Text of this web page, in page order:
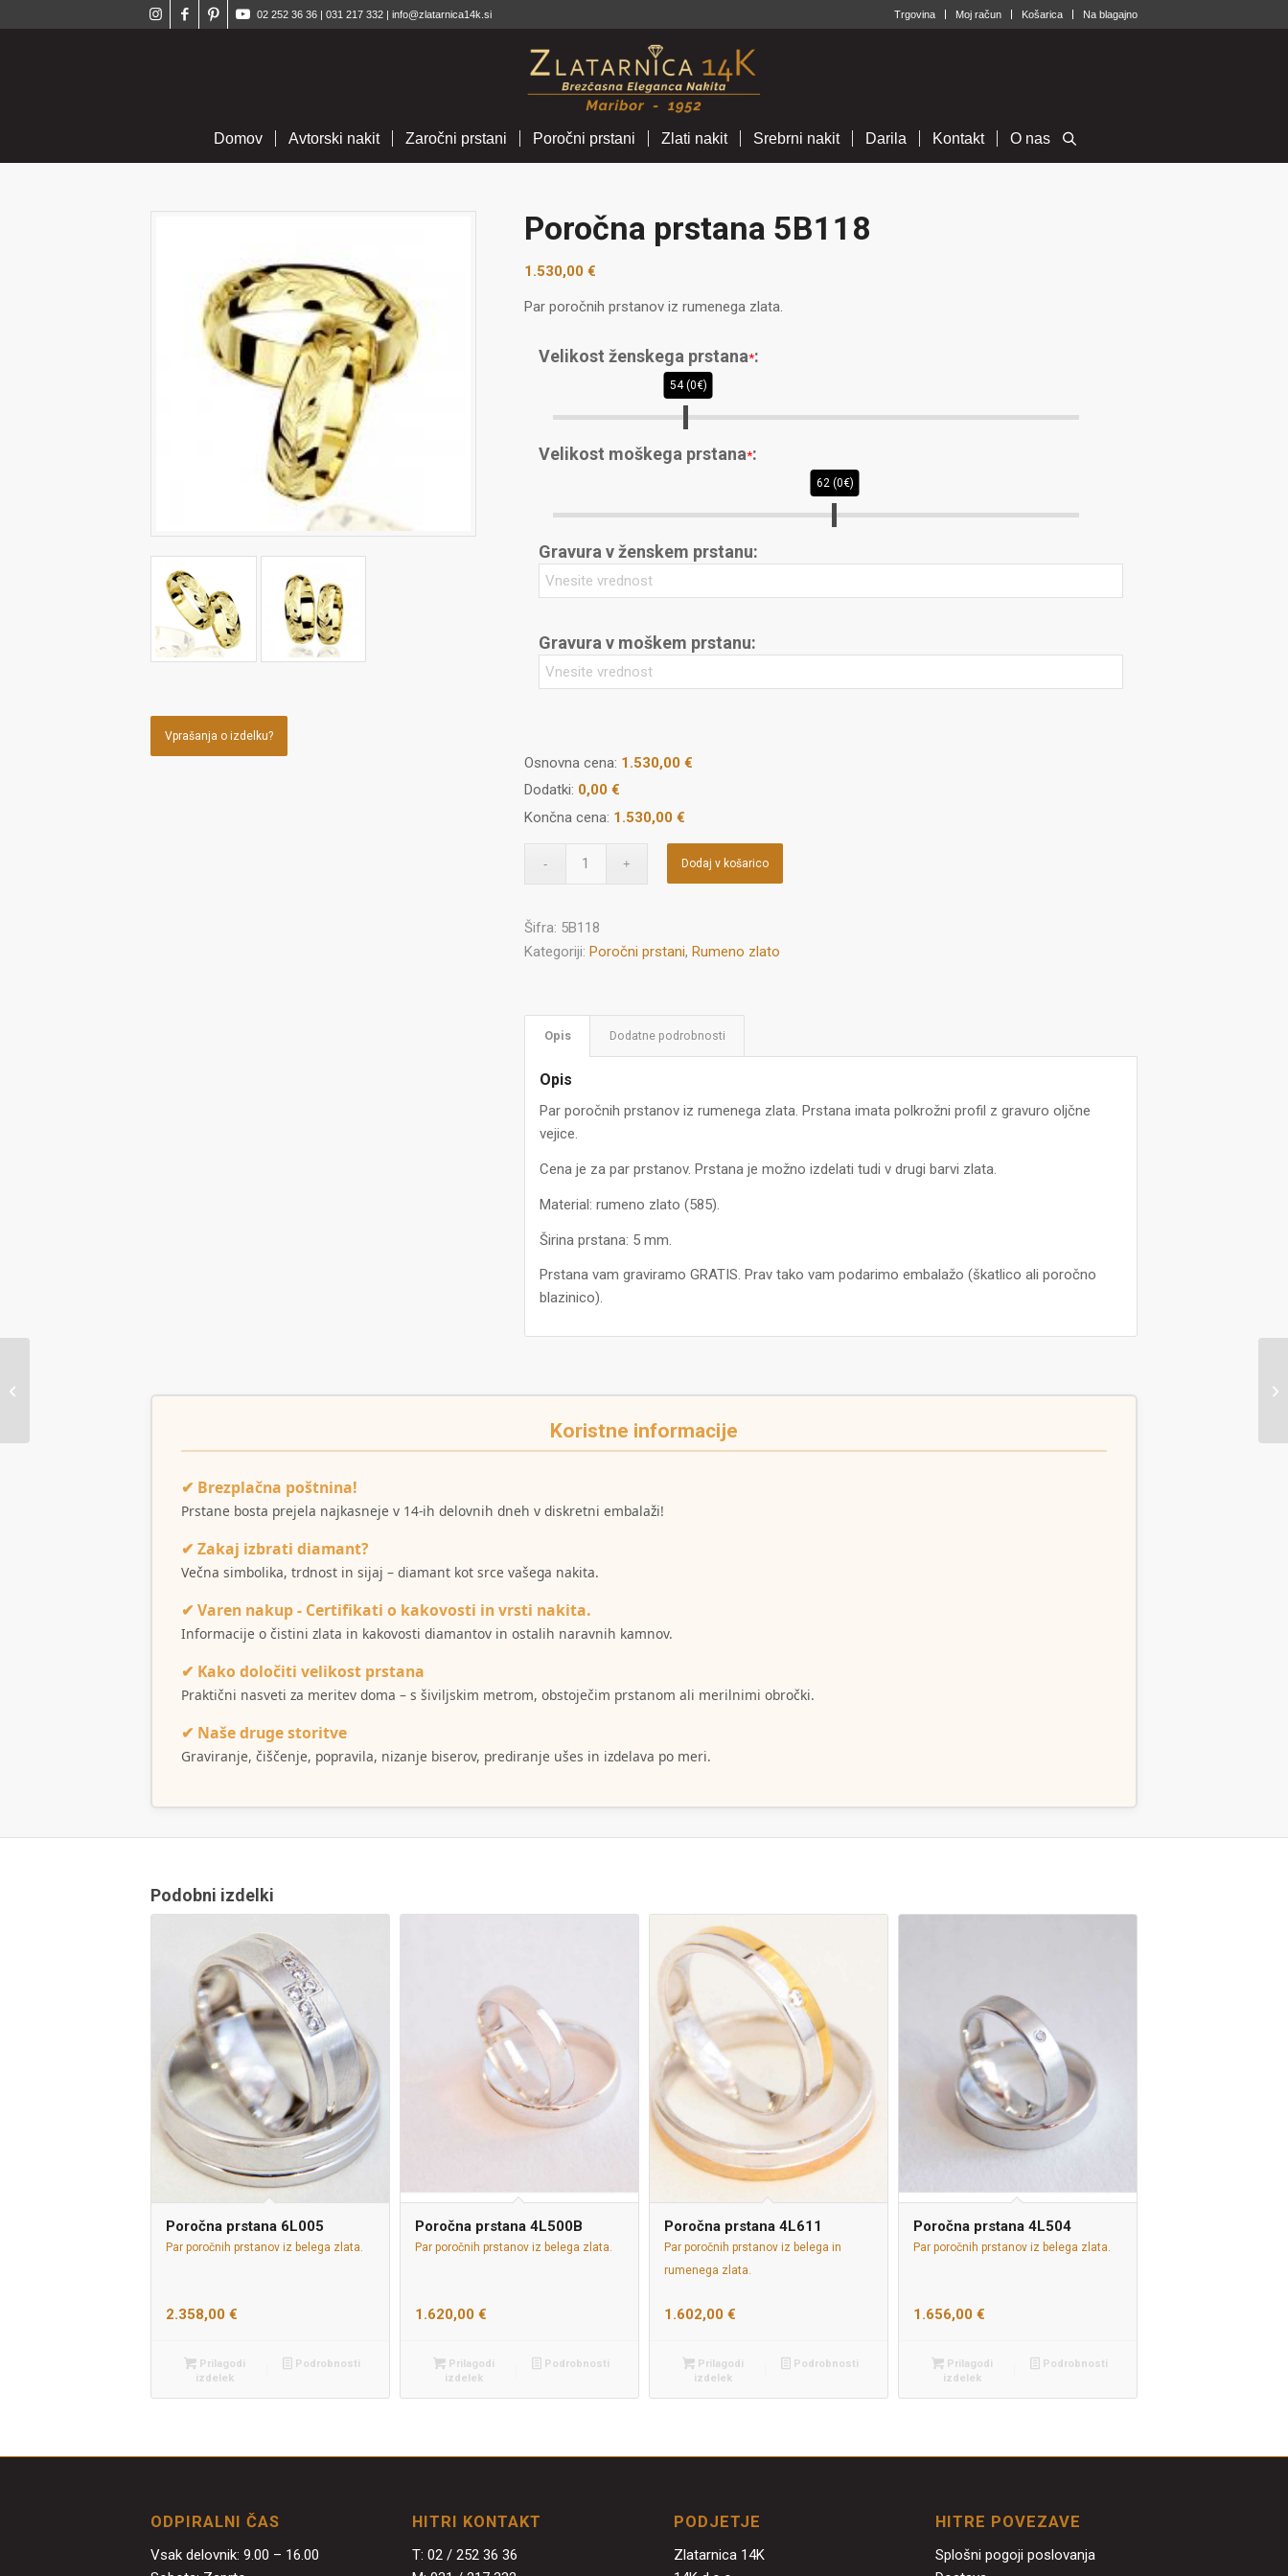
Trgovina Moj račun Košarica Na blagajno
02 252 36 36 | 031 217 332 | info@zlatarnica14k.si
Domov Avtorski nakit Zaročni prstani Poročni prstani Zlati nakit Srebrni nakit Darila Kontakt O nas
Vprašanja o izdelku?
Poročna prstana 5B118
1.530,00 €
Par poročnih prstanov iz rumenega zlata.
Velikost ženskega prstana*:
54 (0€)
Velikost moškega prstana*:
62 (0€)
Gravura v ženskem prstanu:
Gravura v moškem prstanu:
Osnovna cena: 1.530,00 €
Dodatki: 0,00 €
Končna cena: 1.530,00 €
Dodaj v košarico
Šifra: 5B118
Kategoriji: Poročni prstani, Rumeno zlato
Opis Dodatne podrobnosti
Opis
Par poročnih prstanov iz rumenega zlata. Prstana imata polkrožni profil z gravuro oljčne
vejice.
Cena je za par prstanov. Prstana je možno izdelati tudi v drugi barvi zlata.
Material: rumeno zlato (585).
Širina prstana: 5 mm.
Prstana vam graviramo GRATIS. Prav tako vam podarimo embalažo (škatlico ali poročno
blazinico).
Koristne informacije
✔ Brezplačna poštnina!
Prstane bosta prejela najkasneje v 14-ih delovnih dneh v diskretni embalaži!
✔ Zakaj izbrati diamant?
Večna simbolika, trdnost in sijaj – diamant kot srce vašega nakita.
✔ Varen nakup - Certifikati o kakovosti in vrsti nakita.
Informacije o čistini zlata in kakovosti diamantov in ostalih naravnih kamnov.
✔ Kako določiti velikost prstana
Praktični nasveti za meritev doma – s šiviljskim metrom, obstoječim prstanom ali merilnimi obročki.
✔ Naše druge storitve
Graviranje, čiščenje, popravila, nizanje biserov, prediranje ušes in izdelava po meri.
Podobni izdelki
Poročna prstana 6L005
Par poročnih prstanov iz belega zlata.
2.358,00 €
Prilagodi
izdelek
Podrobnosti
Poročna prstana 4L500B
Par poročnih prstanov iz belega zlata.
1.620,00€
Prilagodi
izdelek
Podrobnosti
Poročna prstana 4L611
Par poročnih prstanov iz belega in
rumenega zlata.
1.602,00€
Prilagodi
izdelek
Podrobnosti
Poročna prstana 4L504
Par poročnih prstanov iz belega zlata.
1.656,00€
Prilagodi
izdelek
Podrobnosti
ODPIRALNI ČAS
Vsak delovnik: 9.00 – 16.00
HITRI KONTAKT
T: 02 / 252 36 36
PODJETJE
Zlatarnica 14K
HITRE POVEZAVE
Splošni pogoji poslovanja